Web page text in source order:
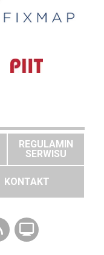
REGULAMIN
SERWISU
KONTAKT